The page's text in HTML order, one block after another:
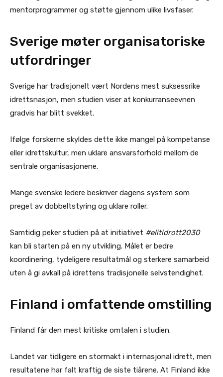
mentorprogrammer og støtte gjennom ulike livsfaser.
Sverige møter organisatoriske
utfordringer
Sverige har tradisjonelt vært Nordens mest suksessrike
idrettsnasjon, men studien viser at konkurranseevnen
gradvis har blitt svekket.
Ifølge forskerne skyldes dette ikke mangel på kompetanse
eller idrettskultur, men uklare ansvarsforhold mellom de
sentrale organisasjonene.
Mange svenske ledere beskriver dagens system som
preget av dobbeltstyring og uklare roller.
Samtidig peker studien på at initiativet #elitidrott2030
kan bli starten på en ny utvikling. Målet er bedre
koordinering, tydeligere resultatmål og sterkere samarbeid
uten å gi avkall på idrettens tradisjonelle selvstendighet.
Finland i omfattende omstilling
Finland får den mest kritiske omtalen i studien.
Landet var tidligere en stormakt i internasjonal idrett, men
resultatene har falt kraftig de siste tiårene. At Finland ikke